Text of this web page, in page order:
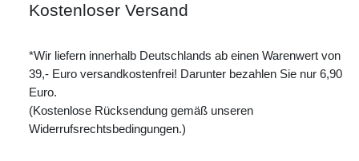
Kostenloser Versand
*Wir liefern innerhalb Deutschlands ab einen Warenwert von
39,- Euro versandkostenfrei! Darunter bezahlen Sie nur 6,90
Euro.
(Kostenlose Rücksendung gemäß unseren
Widerrufsrechtsbedingungen.)